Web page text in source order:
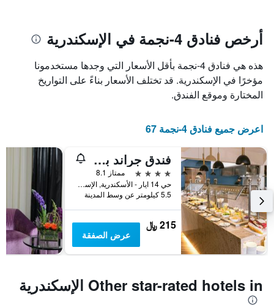
1
Y
الذي
يعرض
متوسط
في
عطلة
نهاية
هذا
الأسبوع
خلال
آخر
3
أيام
محور
الذي
يعرض
عدد
الأيام
يتضمن
المخطط
التالي
1
محور
Y
الذي
يعرض
متوسط
سعر
غرفة
أرخص فنادق 4-نجمة في الإسكندرية
هذه هي فنادق 4-نجمة بأقل الأسعار التي وجدها مستخدمونا
مؤخرًا في الإسكندرية. قد تختلف الأسعار بناءً على التواريخ
المختارة وموقع الفندق.
اعرض جميع فنادق 4-نجمة 67
فندق جراند بلازا سموحة
4 نجوم
ممتاز 8.1
حي 14 ايار - الأسكندرية, الإسكندرية, مصر
5.5 كيلومتر عن وسط المدينة
215 ﷼
عرض الصفقة
Other star-rated hotels in الإسكندرية